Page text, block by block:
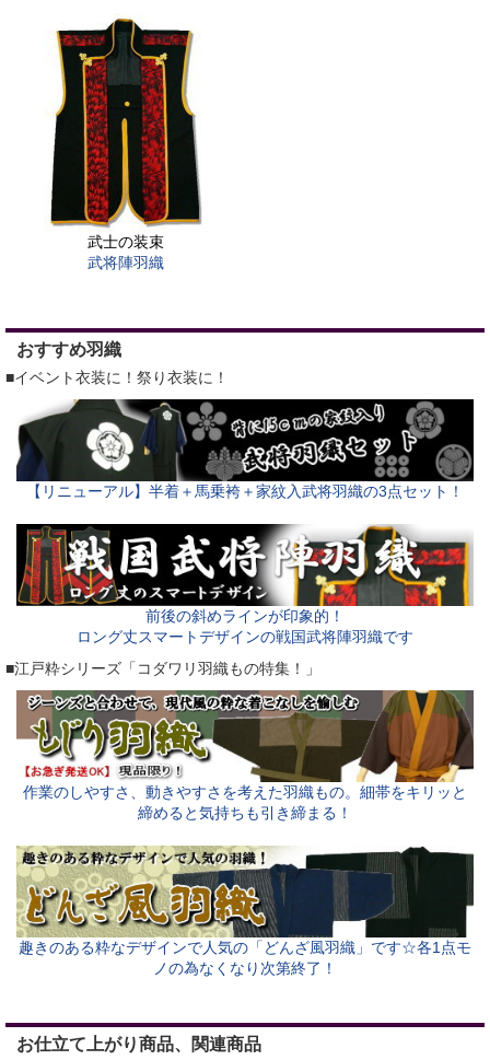
武士の装束
武将陣羽織
おすすめ羽織
■イベント衣装に！祭り衣装に！
【リニューアル】半着＋馬乗袴＋家紋入武将羽織の3点セット！
前後の斜めラインが印象的！
ロング丈スマートデザインの戦国武将陣羽織です
■江戸粋シリーズ「コダワリ羽織もの特集！」
作業のしやすさ、動きやすさを考えた羽織もの。細帯をキリッと
締めると気持ちも引き締まる！
趣きのある粋なデザインで人気の「どんざ風羽織」です☆各1点モ
ノの為なくなり次第終了！
お仕立て上がり商品、関連商品